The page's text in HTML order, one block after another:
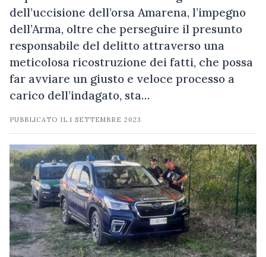
dell’uccisione dell’orsa Amarena, l’impegno
dell’Arma, oltre che perseguire il presunto
responsabile del delitto attraverso una
meticolosa ricostruzione dei fatti, che possa
far avviare un giusto e veloce processo a
carico dell’indagato, sta…
PUBBLICATO IL1 SETTEMBRE 2023